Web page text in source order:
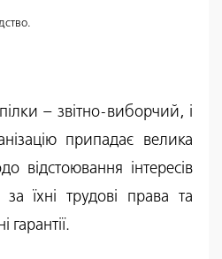
– звітно-виборчий, і
припадає велика
відстоювання інтересів
їхні трудові права та
гарантії.